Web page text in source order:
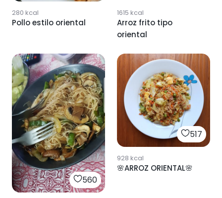
280 kcal
Pollo estilo oriental
1615 kcal
Arroz frito tipo
oriental
560
517
928 kcal
🌸ARROZ ORIENTAL🌸